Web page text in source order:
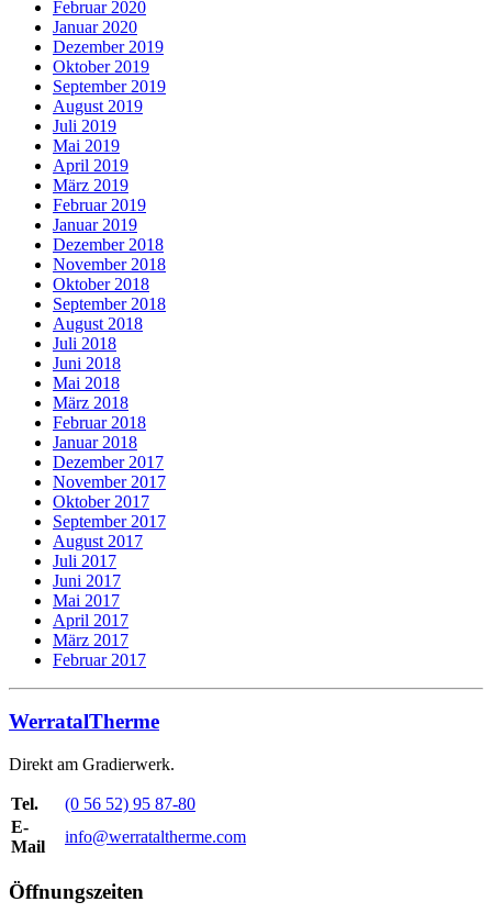
Februar 2020
Januar 2020
Dezember 2019
Oktober 2019
September 2019
August 2019
Juli 2019
Mai 2019
April 2019
März 2019
Februar 2019
Januar 2019
Dezember 2018
November 2018
Oktober 2018
September 2018
August 2018
Juli 2018
Juni 2018
Mai 2018
März 2018
Februar 2018
Januar 2018
Dezember 2017
November 2017
Oktober 2017
September 2017
August 2017
Juli 2017
Juni 2017
Mai 2017
April 2017
März 2017
Februar 2017
WerratalTherme
Direkt am Gradierwerk.
Tel.
(0 56 52) 95 87-80
E-
Mail
info@werrataltherme.com
Öffnungszeiten